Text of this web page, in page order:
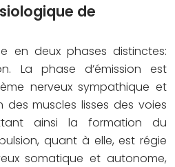
de
en deux phases distinctes:
La phase d’émission est
nerveux sympathique et
muscles lisses des voies
ainsi la formation du
quant à elle, est régie
somatique et autonome,